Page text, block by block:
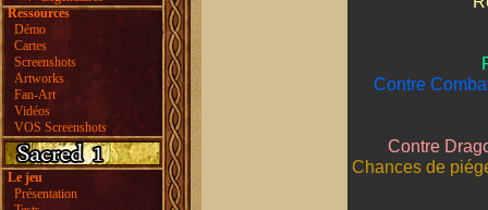
Ressources
Démo
Cartes
Screenshots
Artworks
Fan-Art
Vidéos
VOS Screenshots
Le jeu
Présentation
Contre
Contre
Chances de